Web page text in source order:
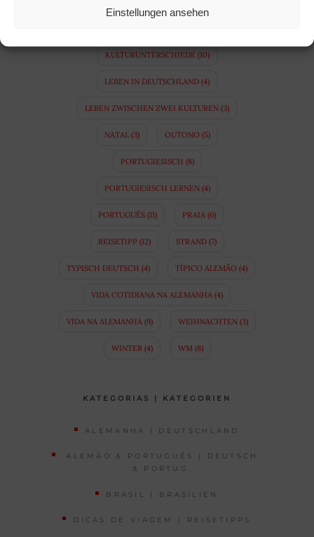
Einstellungen ansehen
KULTURUNTERSCHIEDE (10)
LEBEN IN DEUTSCHLAND (4)
LEBEN ZWISCHEN ZWEI KULTUREN (3)
NATAL(3) OUTONO (5)
PORTUGIESISCH (8)
PORTUGIESISCH LERNEN(4)
PORTUGUÊS (11) PRAIA (6)
REISETIPP(12) STRAND(7)
TYPISCH DEUTSCH (4) TÍPICO ALEMÃO (4)
VIDA COTIDIANA NA ALEMANHA (4)
VIDA NA ALEMANHA (9) WEIHNACHTEN(3)
WINTER (4) WM (8)
KATEGORIAS | KATEGORIEN
ALEMANHA | DEUTSCHLAND
ALEMÃO & PORTUGUÊS | DEUTSCH
& PORTUG.
BRASIL | BRASILIEN
DICAS DE VIAGEM | REISETIPPS